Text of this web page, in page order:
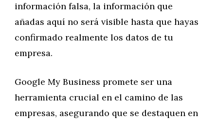
información falsa, la información que
añadas aquí no será visible hasta que hayas
confirmado realmente los datos de tu
empresa.
Google My Business promete ser una
herramienta crucial en el camino de las
empresas, asegurando que se destaquen en